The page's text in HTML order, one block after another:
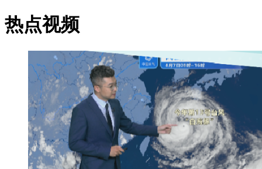
热点视频